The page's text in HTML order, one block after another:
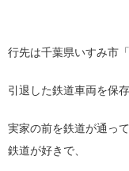
行先は千葉県いすみ市
引退した鉄道車両を保
実家の前を鉄道が通っ
鉄道が好きで、